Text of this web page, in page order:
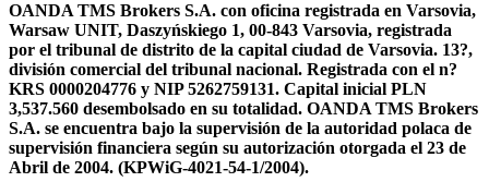
OANDA TMS Brokers S.A. con oficina registrada en Varsovia,
Warsaw UNIT, Daszyńskiego 1, 00-843 Varsovia, registrada
por el tribunal de distrito de la capital ciudad de Varsovia. 13?,
división comercial del tribunal nacional. Registrada con el n?
KRS 0000204776 y NIP 5262759131. Capital inicial PLN
3,537.560 desembolsado en su totalidad. OANDA TMS Brokers
S.A. se encuentra bajo la supervisión de la autoridad polaca de
supervisión financiera según su autorización otorgada el 23 de
Abril de 2004. (KPWiG-4021-54-1/2004).